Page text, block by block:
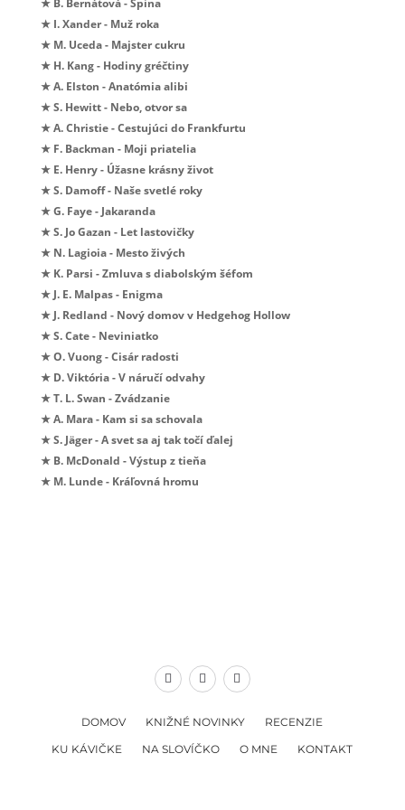
★ B. Bernátová - Špina
★ I. Xander - Muž roka
★ M. Uceda - Majster cukru
★ H. Kang - Hodiny gréčtiny
★ A. Elston - Anatómia alibi
★ S. Hewitt - Nebo, otvor sa
★ A. Christie - Cestujúci do Frankfurtu
★ F. Backman - Moji priatelia
★ E. Henry - Úžasne krásny život
★ S. Damoff - Naše svetlé roky
★ G. Faye - Jakaranda
★ S. Jo Gazan - Let lastovičky
★ N. Lagioia - Mesto živých
★ K. Parsi - Zmluva s diabolským šéfom
★ J. E. Malpas - Enigma
★ J. Redland - Nový domov v Hedgehog Hollow
★ S. Cate - Neviniatko
★ O. Vuong - Cisár radosti
★ D. Viktória - V náručí odvahy
★ T. L. Swan - Zvádzanie
★ A. Mara - Kam si sa schovala
★ S. Jäger - A svet sa aj tak točí ďalej
★ B. McDonald - Výstup z tieňa
★ M. Lunde - Kráľovná hromu
DOMOV KNIŽNÉ NOVINKY
RECENZIE
KU KÁVIČKE
NA SLOVÍČKO O MNE KONTAKT